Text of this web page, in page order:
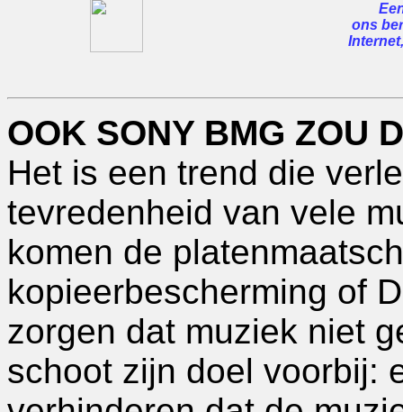
ons
OOK SONY BMG ZOU
Het is een trend die
tevredenheid van vele
komen de
kopieerbescherming of
zorgen dat muziek niet
schoot zijn doel voorbij: